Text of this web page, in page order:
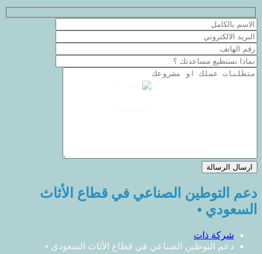
دعم التوطين الصناعي في قطاع الأثاث
السعودي •
شركة ذات
دعم التوطين الصناعي في قطاع الأثاث السعودي •